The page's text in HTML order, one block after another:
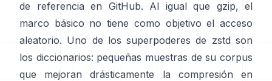
de referencia en GitHub. Al igual que gzip, el
marco básico no tiene como objetivo el acceso
aleatorio. Uno de los superpoderes de zstd son
los diccionarios: pequeñas muestras de su corpus
que mejoran drásticamente la compresión en